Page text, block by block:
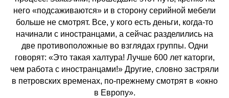
него «подсаживаются» и в сторону серийной мебели
больше не смотрят. Все, у кого есть деньги, когда-то
начинали с иностранцами, а сейчас разделились на
две противоположные во взглядах группы. Одни
говорят: «Это такая халтура! Лучше 600 лет каторги,
чем работа с иностранцами!» Другие, словно застряли
в петровских временах, по-прежнему смотрят в «окно
в Европу».